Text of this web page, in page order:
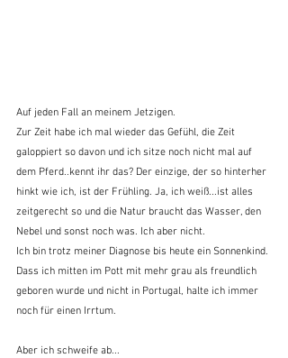
Auf jeden Fall an meinem Jetzigen.
Zur Zeit habe ich mal wieder das Gefühl, die Zeit
galoppiert so davon und ich sitze noch nicht mal auf
dem Pferd..kennt ihr das? Der einzige, der so hinterher
hinkt wie ich, ist der Frühling. Ja, ich weiß...ist alles
zeitgerecht so und die Natur braucht das Wasser, den
Nebel und sonst noch was. Ich aber nicht.
Ich bin trotz meiner Diagnose bis heute ein Sonnenkind.
Dass ich mitten im Pott mit mehr grau als freundlich
geboren wurde und nicht in Portugal, halte ich immer
noch für einen Irrtum.
Aber ich schweife ab...